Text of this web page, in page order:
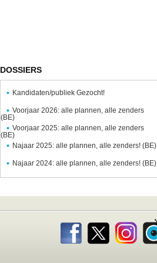
DOSSIERS
Kandidaten/publiek Gezocht!
Voorjaar 2026: alle plannen, alle zenders
(BE)
Voorjaar 2025: alle plannen, alle zenders
(BE)
Najaar 2025: alle plannen, alle zenders! (BE)
Najaar 2024: alle plannen, alle zenders! (BE)